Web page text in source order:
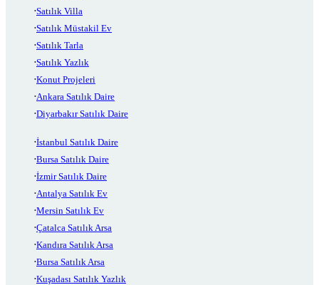
Satılık Villa
Satılık Müstakil Ev
Satılık Tarla
Satılık Yazlık
Konut Projeleri
Ankara Satılık Daire
Diyarbakır Satılık Daire
İstanbul Satılık Daire
Bursa Satılık Daire
İzmir Satılık Daire
Antalya Satılık Ev
Mersin Satılık Ev
Çatalca Satılık Arsa
Kandıra Satılık Arsa
Bursa Satılık Arsa
Kuşadası Satılık Yazlık